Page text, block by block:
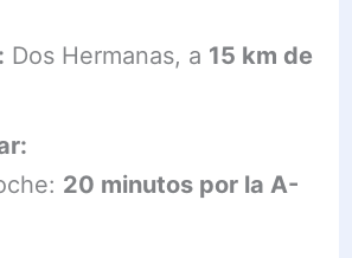
Dos Hermanas, a 15 km de
20 minutos por la A-